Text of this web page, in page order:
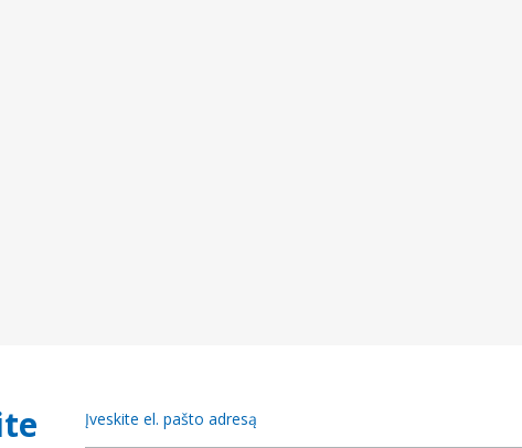
Įveskite el. pašto adresą